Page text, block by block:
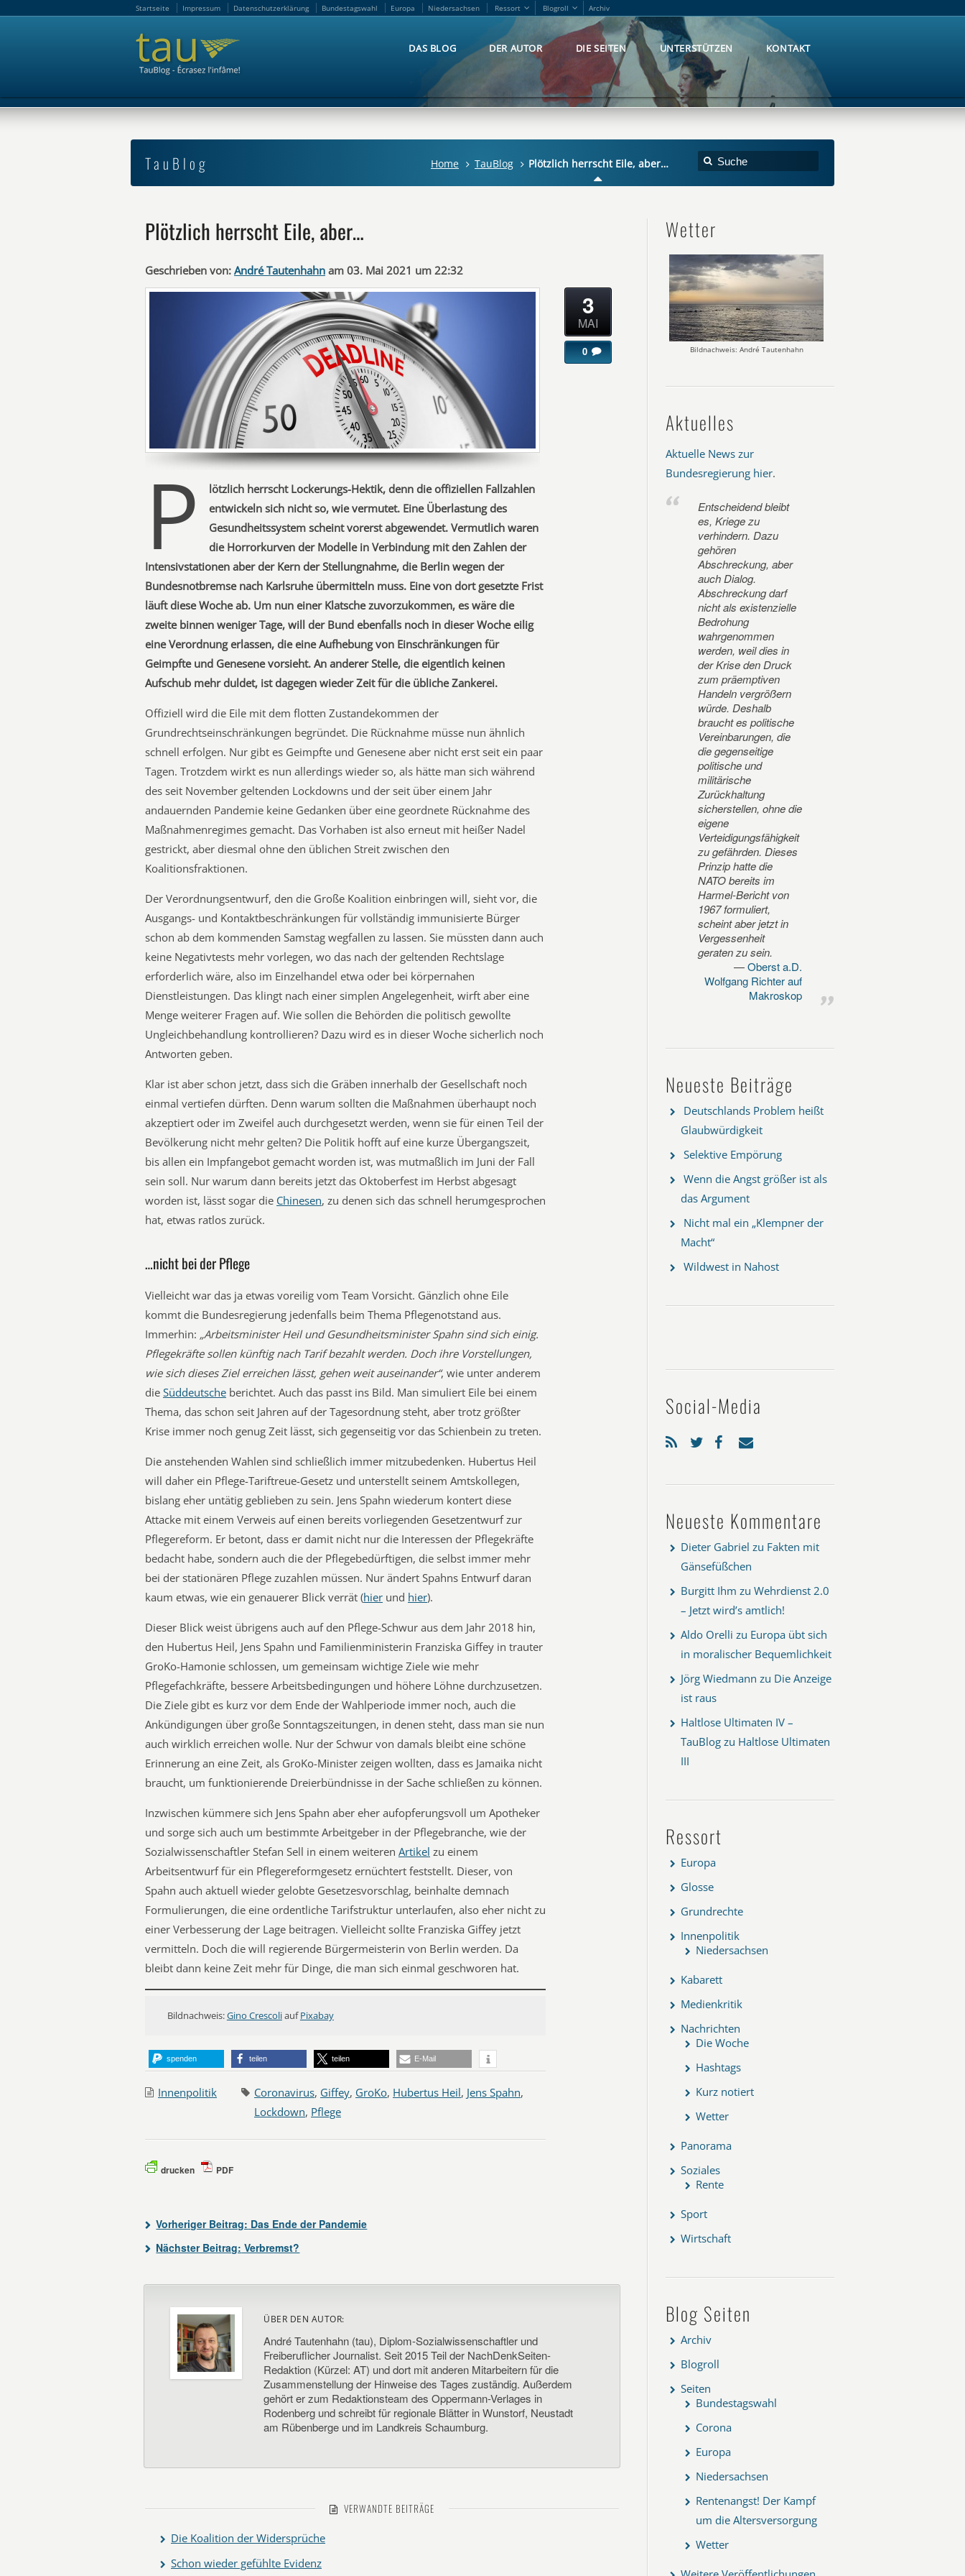
Startseite Impressum Datenschutzerklärung Bundestagswahl Europa Niedersachsen Ressort Blogroll Archiv
DAS BLOG DER AUTOR DIE SEITEN UNTERSTÜTZEN KONTAKT
TauBlog Home TauBlog Plötzlich herrscht Eile, aber…
Plötzlich herrscht Eile, aber…
Geschrieben von: André Tautenhahn am 03. Mai 2021 um 22:32
P
lötzlich herrscht Lockerungs-Hektik, denn die offiziellen Fallzahlen
entwickeln sich nicht so, wie vermutet. Eine Überlastung des
Gesundheitssystem scheint vorerst abgewendet. Vermutlich waren
die Horrorkurven der Modelle in Verbindung mit den Zahlen der
Intensivstationen aber der Kern der Stellungnahme, die Berlin wegen der
Bundesnotbremse nach Karlsruhe übermitteln muss. Eine von dort gesetzte Frist
läuft diese Woche ab. Um nun einer Klatsche zuvorzukommen, es wäre die
zweite binnen weniger Tage, will der Bund ebenfalls noch in dieser Woche eilig
eine Verordnung erlassen, die eine Aufhebung von Einschränkungen für
Geimpfte und Genesene vorsieht. An anderer Stelle, die eigentlich keinen
Aufschub mehr duldet, ist dagegen wieder Zeit für die übliche Zankerei.
Offiziell wird die Eile mit dem flotten Zustandekommen der
Grundrechtseinschränkungen begründet. Die Rücknahme müsse nun ähnlich
schnell erfolgen. Nur gibt es Geimpfte und Genesene aber nicht erst seit ein paar
Tagen. Trotzdem wirkt es nun allerdings wieder so, als hätte man sich während
des seit November geltenden Lockdowns und der seit über einem Jahr
andauernden Pandemie keine Gedanken über eine geordnete Rücknahme des
Maßnahmenregimes gemacht. Das Vorhaben ist also erneut mit heißer Nadel
gestrickt, aber diesmal ohne den üblichen Streit zwischen den
Koalitionsfraktionen.
Der Verordnungsentwurf, den die Große Koalition einbringen will, sieht vor, die
Ausgangs- und Kontaktbeschränkungen für vollständig immunisierte Bürger
schon ab dem kommenden Samstag wegfallen zu lassen. Sie müssten dann auch
keine Negativtests mehr vorlegen, wo das nach der geltenden Rechtslage
erforderlich wäre, also im Einzelhandel etwa oder bei körpernahen
Dienstleistungen. Das klingt nach einer simplen Angelegenheit, wirft aber eine
Menge weiterer Fragen auf. Wie sollen die Behörden die politisch gewollte
Ungleichbehandlung kontrollieren? Dazu wird es in dieser Woche sicherlich noch
Antworten geben.
Klar ist aber schon jetzt, dass sich die Gräben innerhalb der Gesellschaft noch
einmal vertiefen dürften. Denn warum sollten die Maßnahmen überhaupt noch
akzeptiert oder im Zweifel auch durchgesetzt werden, wenn sie für einen Teil der
Bevölkerung nicht mehr gelten? Die Politik hofft auf eine kurze Übergangszeit,
bis allen ein Impfangebot gemacht worden ist, was mutmaßlich im Juni der Fall
sein soll. Nur warum dann bereits jetzt das Oktoberfest im Herbst abgesagt
worden ist, lässt sogar die Chinesen, zu denen sich das schnell herumgesprochen
hat, etwas ratlos zurück.
…nicht bei der Pflege
Vielleicht war das ja etwas voreilig vom Team Vorsicht. Gänzlich ohne Eile
kommt die Bundesregierung jedenfalls beim Thema Pflegenotstand aus.
Immerhin: „Arbeitsminister Heil und Gesundheitsminister Spahn sind sich einig.
Pflegekräfte sollen künftig nach Tarif bezahlt werden. Doch ihre Vorstellungen,
wie sich dieses Ziel erreichen lässt, gehen weit auseinander“, wie unter anderem
die Süddeutsche berichtet. Auch das passt ins Bild. Man simuliert Eile bei einem
Thema, das schon seit Jahren auf der Tagesordnung steht, aber trotz größter
Krise immer noch genug Zeit lässt, sich gegenseitig vor das Schienbein zu treten.
Die anstehenden Wahlen sind schließlich immer mitzubedenken. Hubertus Heil
will daher ein Pflege-Tariftreue-Gesetz und unterstellt seinem Amtskollegen,
bislang eher untätig geblieben zu sein. Jens Spahn wiederum kontert diese
Attacke mit einem Verweis auf einen bereits vorliegenden Gesetzentwurf zur
Pflegereform. Er betont, dass er damit nicht nur die Interessen der Pflegekräfte
bedacht habe, sondern auch die der Pflegebedürftigen, die selbst immer mehr
bei der stationären Pflege zuzahlen müssen. Nur ändert Spahns Entwurf daran
kaum etwas, wie ein genauerer Blick verrät (hier und hier).
Dieser Blick weist übrigens auch auf den Pflege-Schwur aus dem Jahr 2018 hin,
den Hubertus Heil, Jens Spahn und Familienministerin Franziska Giffey in trauter
GroKo-Hamonie schlossen, um gemeinsam wichtige Ziele wie mehr
Pflegefachkräfte, bessere Arbeitsbedingungen und höhere Löhne durchzusetzen.
Die Ziele gibt es kurz vor dem Ende der Wahlperiode immer noch, auch die
Ankündigungen über große Sonntagszeitungen, in denen steht, dass man sie nun
auch wirklich erreichen wolle. Nur der Schwur von damals bleibt eine schöne
Erinnerung an eine Zeit, als GroKo-Minister zeigen wollten, dass es Jamaika nicht
braucht, um funktionierende Dreierbündnisse in der Sache schließen zu können.
Inzwischen kümmere sich Jens Spahn aber eher aufopferungsvoll um Apotheker
und sorge sich auch um bestimmte Arbeitgeber in der Pflegebranche, wie der
Sozialwissenschaftler Stefan Sell in einem weiteren Artikel zu einem
Arbeitsentwurf für ein Pflegereformgesetz ernüchtert feststellt. Dieser, von
Spahn auch aktuell wieder gelobte Gesetzesvorschlag, beinhalte demnach
Formulierungen, die eine ordentliche Tarifstruktur unterlaufen, also eher nicht zu
einer Verbesserung der Lage beitragen. Vielleicht sollte Franziska Giffey jetzt
vermitteln. Doch die will regierende Bürgermeisterin von Berlin werden. Da
bleibt dann keine Zeit mehr für Dinge, die man sich einmal geschworen hat.
Bildnachweis:Gino CrescoliaufPixabay
spenden teilen teilen E-Mail
3
MAI
0
Innenpolitik Coronavirus, Giffey, GroKo, Hubertus Heil, Jens Spahn,
Lockdown, Pflege
drucken PDF
Vorheriger Beitrag: Das Ende der Pandemie
Nächster Beitrag: Verbremst?
ÜBER DEN AUTOR:
André Tautenhahn (tau), Diplom-Sozialwissenschaftler und
Freiberuflicher Journalist. Seit 2015 Teil der NachDenkSeiten-
Redaktion (Kürzel: AT) und dort mit anderen Mitarbeitern für die
Zusammenstellung der Hinweise des Tages zuständig. Außerdem
gehört er zum Redaktionsteam des Oppermann-Verlages in
Rodenberg und schreibt für regionale Blätter in Wunstorf, Neustadt
am Rübenberge und im Landkreis Schaumburg.
VERWANDTE BEITRÄGE
Die Koalition der Widersprüche
Schon wieder gefühlte Evidenz
Wetter
Bildnachweis: André Tautenhahn
Aktuelles
Aktuelle News zur
Bundesregierung hier.
Entscheidend bleibt
es, Kriege zu
verhindern. Dazu
gehören
Abschreckung, aber
auch Dialog.
Abschreckung darf
nicht als existenzielle
Bedrohung
wahrgenommen
werden, weil dies in
der Krise den Druck
zum präemptiven
Handeln vergrößern
würde. Deshalb
braucht es politische
Vereinbarungen, die
die gegenseitige
politische und
militärische
Zurückhaltung
sicherstellen, ohne die
eigene
Verteidigungsfähigkeit
zu gefährden. Dieses
Prinzip hatte die
NATO bereits im
Harmel-Bericht von
1967 formuliert,
scheint aber jetzt in
Vergessenheit
geraten zu sein.
Oberst a.D.
Wolfgang Richter auf
Makroskop
Neueste Beiträge
Deutschlands Problem heißt
Glaubwürdigkeit
Selektive Empörung
Wenn die Angst größer ist als
das Argument
Nicht mal ein „Klempner der
Macht“
Wildwest in Nahost
Social-Media
Neueste Kommentare
Dieter Gabriel zu Fakten mit
Gänsefüßchen
Burgitt Ihm zu Wehrdienst 2.0
– Jetzt wird’s amtlich!
Aldo Orelli zu Europa übt sich
in moralischer Bequemlichkeit
Jörg Wiedmann zu Die Anzeige
ist raus
Haltlose Ultimaten IV –
TauBlog zu Haltlose Ultimaten
III
Ressort
Europa
Glosse
Grundrechte
Innenpolitik
Niedersachsen
Kabarett
Medienkritik
Nachrichten
Die Woche
Hashtags
Kurz notiert
Wetter
Panorama
Soziales
Rente
Sport
Wirtschaft
Blog Seiten
Archiv
Blogroll
Seiten
Bundestagswahl
Corona
Europa
Niedersachsen
Rentenangst! Der Kampf
um die Altersversorgung
Wetter
Startseite Impressum Datenschutzerklärung Bundestagswahl Europa Niedersachsen Ressort Blogroll Archiv
DAS BLOG DER AUTOR DIE SEITEN UNTERSTÜTZEN KONTAKT